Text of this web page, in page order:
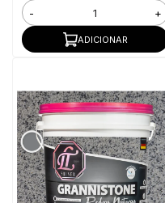
- +
ADICIONAR